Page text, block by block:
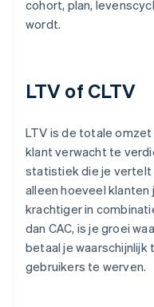
cohort, plan,
wordt.
LTV of CLTV
LTV is de totale
klant verwacht te
statistiek die je vertelt
alleen hoeveel
krachtiger in
dan CAC, is je groei
betaal je
gebruikers te werven.